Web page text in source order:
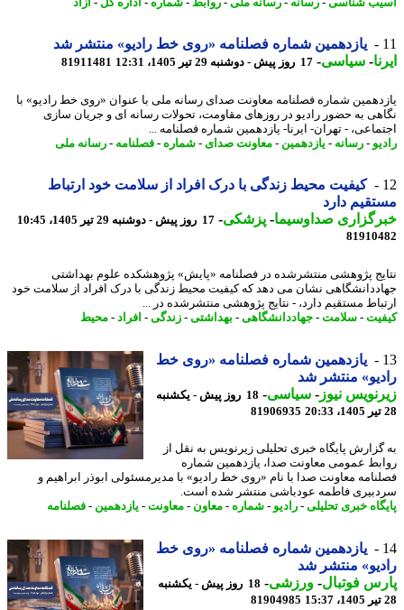
یازدهمین شماره فصلنامه «روی خط رادیو» منتشر شد
-سیاسی-17 روز پیش - دوشنبه 29 تیر 1405، 12:31 81911481
شماره فصلنامه معاونت صدای رسانه ملی با عنوان «روی خط رادیو» با
به حضور رادیو در روزهای مقاومت، تحولات رسانه ای و جریان سازی
- تهران- ایرنا- یازدهمین شماره فصلنامه ...
-رسانه-یازدهمین-معاونت صدای- شماره-فصلنامه-رسانه ملی
کیفیت محیط زندگی با درک افراد از سلامت خود ارتباط
دارد
صداوسیما-پزشکی-17 روز پیش - دوشنبه 29 تیر 1405، 10:45
پژوهشی منتشرشده در فصلنامه «پایش» پژوهشکده علوم بهداشتی
نشان می دهد که کیفیت محیط زندگی با درک افراد از سلامت خود
مستقیم دارد، - نتایج پژوهشی منتشرشده در ...
-سلامت-جهاددانشگاهی-بهداشتی-زندگی-افراد - محیط
یازدهمین شماره فصلنامه «روی خط
منتشر شد
نیوز-سیاسی-
18 روز پیش - یکشنبه
81906935
پایگاه خبری تحلیلی زیرنویس به نقل از
عمومی معاونت صدا، یازدهمین شماره
معاونت صدا با نام «روی خط رادیو» با مدیرمسئولی ابوذر ابراهیم و
فاطمه عودباشی منتشر شده است.
خبری تحلیلی-رادیو -شماره-معاون-معاونت-یازدهمین-فصلنامه
یازدهمین شماره فصلنامه «روی خط
منتشر شد
فوتبال-ورزشی-
18 روز پیش - یکشنبه
81904985